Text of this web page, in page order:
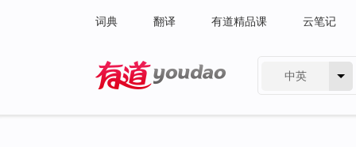
词典 翻译 有道精品课 云笔记
中英